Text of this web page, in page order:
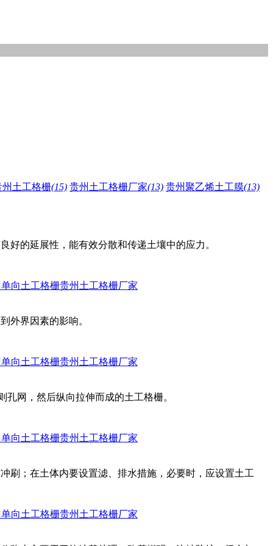
州土工格栅(15) 贵州土工格栅厂家(13) 贵州聚乙烯土工膜(13)
好的延展性，能有效分散和传递土壤中的应力。
向土工格栅贵州土工格栅厂家
外界因素的影响。
向土工格栅贵州土工格栅厂家
网，然后纵向拉伸而成的土工格栅。
向土工格栅贵州土工格栅厂家
刷；在土体内要设置滤、排水措施，必要时，应设置土工
向土工格栅贵州土工格栅厂家